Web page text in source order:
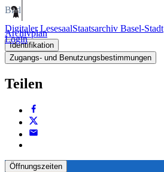
Digitaler LesesaalStaatsarchiv Basel-Stadt
Login
Bild
Archivplan
Identifikation
Zugangs- und Benutzungsbestimmungen
Teilen
Öffnungszeiten